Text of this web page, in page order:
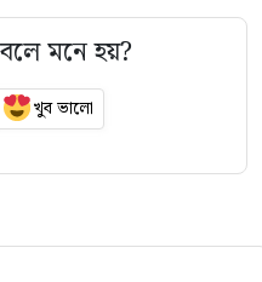
মনে হয়?
খুব ভালো